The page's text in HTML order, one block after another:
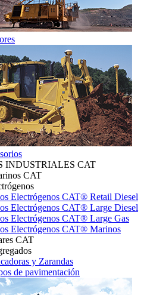
INDUSTRIALES CAT
CAT
Electrógenos CAT® Retail Diesel
Electrógenos CAT® Large Diesel
Electrógenos CAT® Large Gas
Electrógenos CAT® Marinos
CAT
y Zarandas
de pavimentación